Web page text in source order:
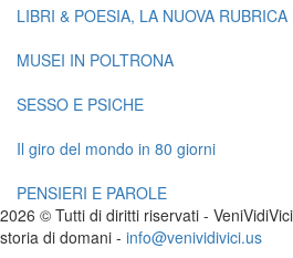
LIBRI & POESIA, LA NUOVA
MUSEI IN POLTRONA
SESSO E PSICHE
Il giro del mondo in 80 giorni
PENSIERI E PAROLE
2026 © Tutti di diritti riservati - VeniVidiV
storia di domani - info@venividivici.us